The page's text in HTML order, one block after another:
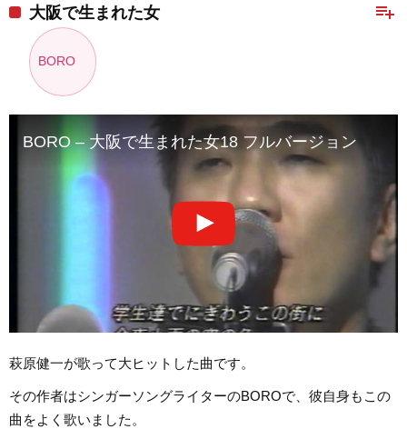
playlist_add
大阪で生まれた女
BORO
BORO – 大阪で生まれた女18 フルバージョン
萩原健一が歌って大ヒットした曲です。
その作者はシンガーソングライターのBOROで、彼自身もこの
曲をよく歌いました。